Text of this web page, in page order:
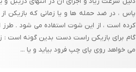
پاس ، در ضد حمله ها و یا زمانی که بازیکن از
کرده است ، از این شوت استفاده می شود .
گام برای بازیکن راست دست بدین گونه است :
می خواهد روی پای چپ فرود بیاید و یا ...